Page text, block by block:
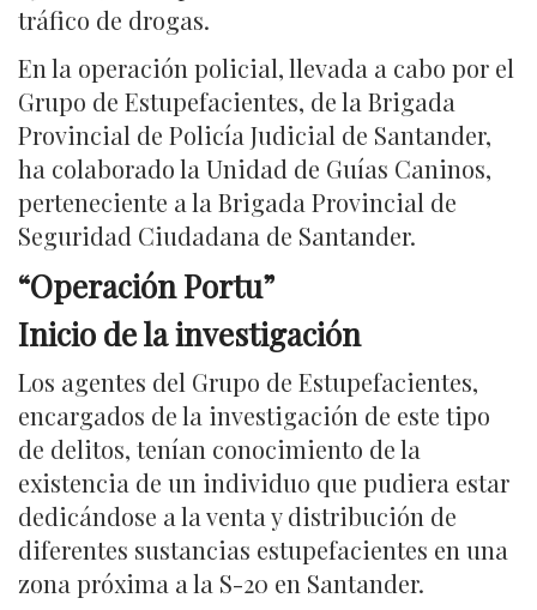
tráfico de drogas.
En la operación policial, llevada a cabo por el
Grupo de Estupefacientes, de la Brigada
Provincial de Policía Judicial de Santander,
ha colaborado la Unidad de Guías Caninos,
perteneciente a la Brigada Provincial de
Seguridad Ciudadana de Santander.
“Operación Portu”
Inicio de la investigación
Los agentes del Grupo de Estupefacientes,
encargados de la investigación de este tipo
de delitos, tenían conocimiento de la
existencia de un individuo que pudiera estar
dedicándose a la venta y distribución de
diferentes sustancias estupefacientes en una
zona próxima a la S-20 en Santander.